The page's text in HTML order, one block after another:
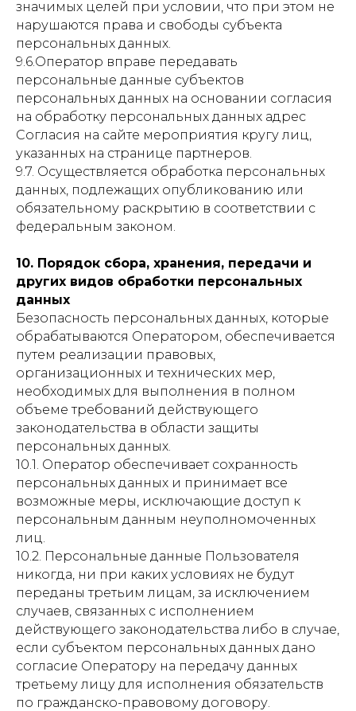
значимых целей при условии, что при этом не
нарушаются права и свободы субъекта
персональных данных.
9.6.Оператор вправе передавать
персональные данные субъектов
персональных данных на основании согласия
на обработку персональных данных адрес
Согласия на сайте мероприятия кругу лиц,
указанных на странице партнеров.
9.7. Осуществляется обработка персональных
данных, подлежащих опубликованию или
обязательному раскрытию в соответствии с
федеральным законом.
10. Порядок сбора, хранения, передачи и
других видов обработки персональных
данных
Безопасность персональных данных, которые
обрабатываются Оператором, обеспечивается
путем реализации правовых,
организационных и технических мер,
необходимых для выполнения в полном
объеме требований действующего
законодательства в области защиты
персональных данных.
10.1. Оператор обеспечивает сохранность
персональных данных и принимает все
возможные меры, исключающие доступ к
персональным данным неуполномоченных
лиц.
10.2. Персональные данные Пользователя
никогда, ни при каких условиях не будут
переданы третьим лицам, за исключением
случаев, связанных с исполнением
действующего законодательства либо в случае,
если субъектом персональных данных дано
согласие Оператору на передачу данных
третьему лицу для исполнения обязательств
по гражданско-правовому договору.